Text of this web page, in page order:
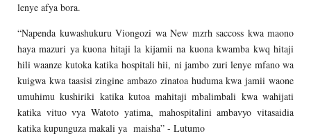
lenye afya bora.
“Napenda kuwashukuru Viongozi wa New mzrh saccoss kwa maono
haya mazuri ya kuona hitaji la kijamii na kuona kwamba kwq hitaji
hili waanze kutoka katika hospitali hii, ni jambo zuri lenye mfano wa
kuigwa kwa taasisi zingine ambazo zinatoa huduma kwa jamii waone
umuhimu kushiriki katika kutoa mahitaji mbalimbali kwa wahijati
katika vituo vya Watoto yatima, mahospitalini ambavyo vitasaidia
katika kupunguza makali ya maisha” - Lutumo